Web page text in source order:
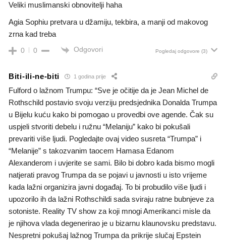
Veliki muslimanski obnovitelji haha
Agia Sophiu pretvara u džamiju, tekbira, a manji od makovog
zrna kad treba
0 0 Odgovori Pogledaj odgovore (3)
Biti-ili-ne-biti 1 godina prije
Fulford o lažnom Trumpu: “Sve je očitije da je Jean Michel de
Rothschild postavio svoju verziju predsjednika Donalda Trumpa
u Bijelu kuću kako bi pomogao u provedbi ove agende. Čak su
uspjeli stvoriti debelu i ružnu “Melaniju” kako bi pokušali
prevariti više ljudi. Pogledajte ovaj video susreta “Trumpa” i
“Melanije” s takozvanim taocem Hamasa Edanom
Alexanderom i uvjerite se sami. Bilo bi dobro kada bismo mogli
natjerati pravog Trumpa da se pojavi u javnosti u isto vrijeme
kada lažni organizira javni događaj. To bi probudilo više ljudi i
upozorilo ih da lažni Rothschildi sada sviraju ratne bubnjeve za
sotoniste. Reality TV show za koji mnogi Amerikanci misle da
je njihova vlada degenerirao je u bizarnu klaunovsku predstavu.
Nespretni pokušaj lažnog Trumpa da prikrije slučaj Epstein